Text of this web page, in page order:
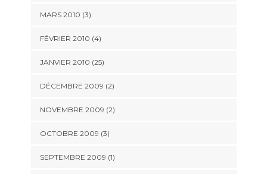
MARS 2010 (3)
FÉVRIER 2010 (4)
JANVIER 2010 (25)
DÉCEMBRE 2009 (2)
NOVEMBRE 2009 (2)
OCTOBRE 2009 (3)
SEPTEMBRE 2009 (1)